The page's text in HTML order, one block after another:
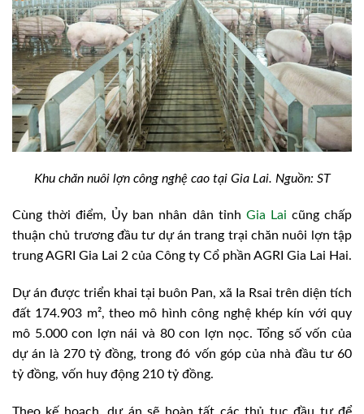
Khu chăn nuôi lợn công nghệ cao tại Gia Lai. Nguồn: ST
Cùng thời điểm, Ủy ban nhân dân tỉnh Gia Lai cũng chấp
thuận chủ trương đầu tư dự án trang trại chăn nuôi lợn tập
trung AGRI Gia Lai 2 của Công ty Cổ phần AGRI Gia Lai Hai.
Dự án được triển khai tại buôn Pan, xã Ia Rsai trên diện tích
đất 174.903 m², theo mô hình công nghệ khép kín với quy
mô 5.000 con lợn nái và 80 con lợn nọc. Tổng số vốn của
dự án là 270 tỷ đồng, trong đó vốn góp của nhà đầu tư 60
tỷ đồng, vốn huy động 210 tỷ đồng.